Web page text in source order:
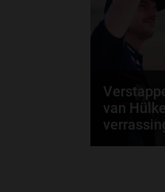
van